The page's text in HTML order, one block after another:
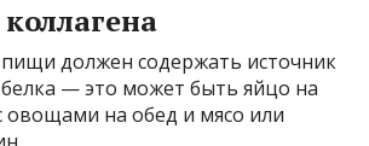
должен содержать источник
белка — это может быть яйцо на
овощами на обед и мясо или